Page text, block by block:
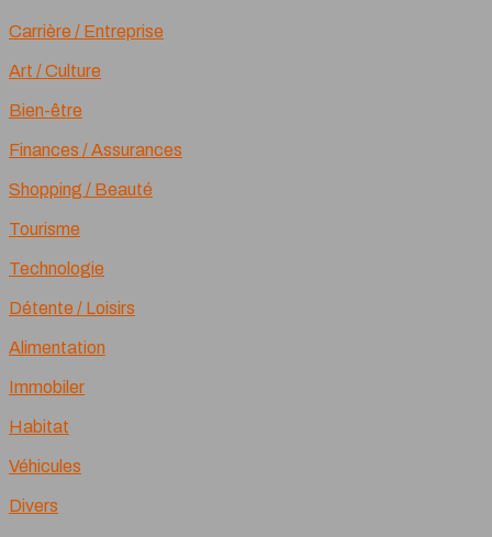
Carrière / Entreprise
Art / Culture
Bien-être
Finances / Assurances
Shopping / Beauté
Tourisme
Technologie
Détente / Loisirs
Alimentation
Immobiler
Habitat
Véhicules
Divers